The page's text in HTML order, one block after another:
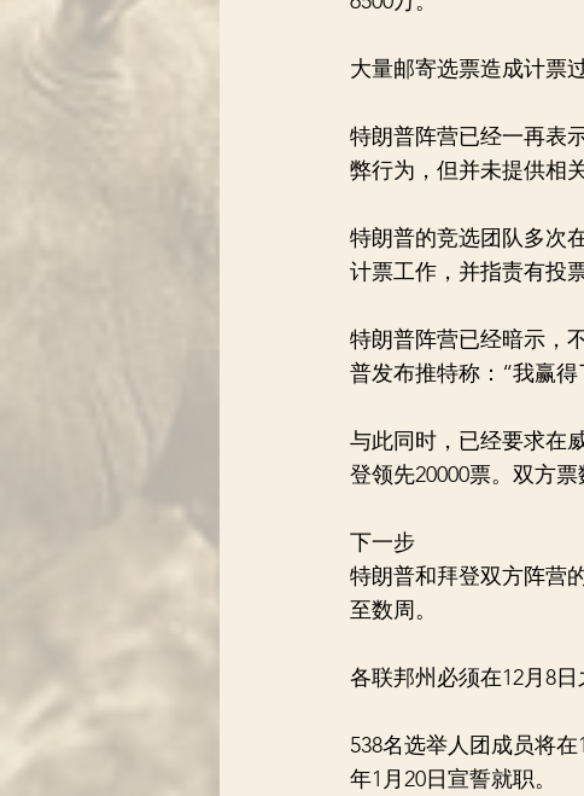
大量邮寄选票造成计票
特朗普阵营已经一再表
弊行为，但并未提供相
特朗普的竞选团队多次
计票工作，并指责有投
特朗普阵营已经暗示，
普发布推特称：“我赢
与此同时，已经要求在
登领先20000票。双方
下一步
特朗普和拜登双方阵营
至数周。
各联邦州必须在12月8
538名选举人团成员将
年1月20日宣誓就职。